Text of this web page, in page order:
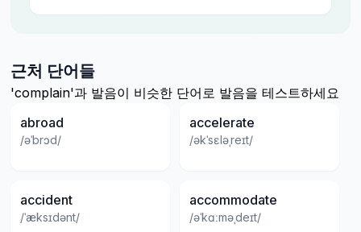
근처 단어들
'complain'과 발음이 비슷한 단어로 발음을 테스트하세요
abroad
/əˈbrɔd/
accelerate
/əkˈsɛləˌreɪt/
accident
/ˈæksɪdənt/
accommodate
/əˈkɑːməˌdeɪt/